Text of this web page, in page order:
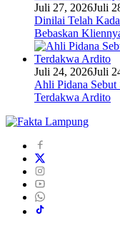
Juli 27, 2026Juli
Dinilai Telah
Bebaskan
Juli 24, 2026Juli
Ahli Pidana
Terdakwa Ardito